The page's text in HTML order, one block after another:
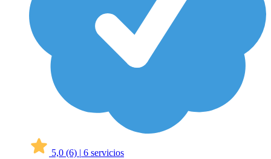
5,0 (6) | 6 servicios